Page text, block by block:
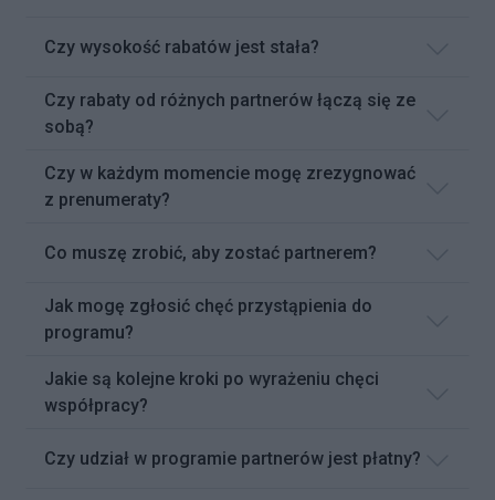
Czy wysokość rabatów jest stała?
Czy rabaty od różnych partnerów łączą się ze
sobą?
Czy w każdym momencie mogę zrezygnować
z prenumeraty?
Co muszę zrobić, aby zostać partnerem?
Jak mogę zgłosić chęć przystąpienia do
programu?
Jakie są kolejne kroki po wyrażeniu chęci
współpracy?
Czy udział w programie partnerów jest płatny?